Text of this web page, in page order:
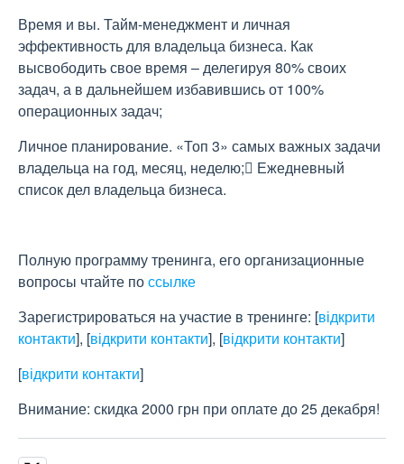
Время и вы. Тайм-менеджмент и личная
эффективность для владельца бизнеса. Как
высвободить свое время – делегируя 80% своих
задач, а в дальнейшем избавившись от 100%
операционных задач;
Личное планирование. «Топ 3» самых важных задачи
владельца на год, месяц, неделю; Ежедневный
список дел владельца бизнеса.
Полную программу тренинга, его организационные
вопросы чтайте поссылке
Зарегистрироваться на участие в тренинге: [відкрити
контакти], [відкрити контакти], [відкрити контакти]
[відкрити контакти]
Внимание: скидка 2000 грн при оплате до 25 декабря!